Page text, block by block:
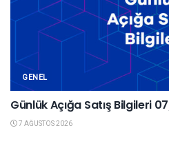
GENEL
Günlük Açığa Satış Bilgileri
7 AĞUSTOS 2026